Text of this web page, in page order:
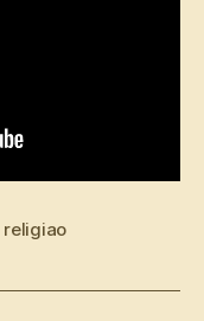
religiao